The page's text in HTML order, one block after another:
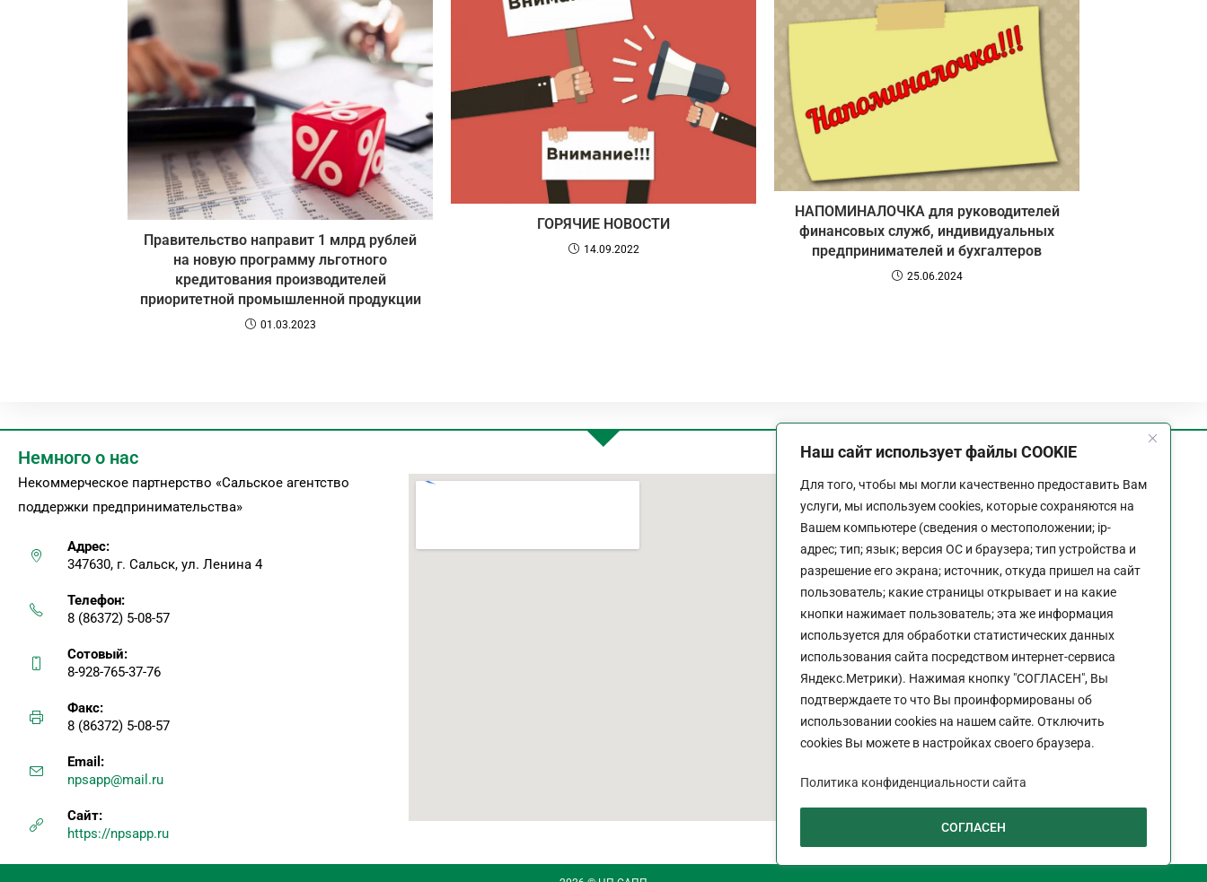
Наш сайт использует файлы COOKIE
Для того, чтобы мы могли качественно предоставить Вам
услуги, мы используем cookies, которые сохраняются на
Вашем компьютере (сведения о местоположении; ip-
адрес; тип; язык; версия ОС и браузера; тип устройства и
разрешение его экрана; источник, откуда пришел на сайт
пользователь; какие страницы открывает и на какие
кнопки нажимает пользователь; эта же информация
используется для обработки статистических данных
использования сайта посредством интернет-сервиса
Яндекс.Метрики). Нажимая кнопку "СОГЛАСЕН", Вы
подтверждаете то что Вы проинформированы об
использовании cookies на нашем сайте. Отключить
cookies Вы можете в настройках своего браузера.
Политика конфиденциальности сайта
СОГЛАСЕН
Правительство направит 1 млрд рублей
на новую программу льготного
кредитования производителей
приоритетной промышленной продукции
01.03.2023
ГОРЯЧИЕ НОВОСТИ
14.09.2022
НАПОМИНАЛОЧКА для руководителей
финансовых служб, индивидуальных
предпринимателей и бухгалтеров
25.06.2024
Немного о нас
Некоммерческое партнерство «Сальское агентство
поддержки предпринимательства»
Адрес:
347630, г. Сальск, ул. Ленина 4
Телефон:
8 (86372) 5-08-57
Сотовый:
8-928-765-37-76
Факс:
8 (86372) 5-08-57
Email:
npsapp@mail.ru
Сайт:
https://npsapp.ru
График работы
9:00 - 18:00
Выходной:Сб - Вс
Политика конфиденциальности сайта